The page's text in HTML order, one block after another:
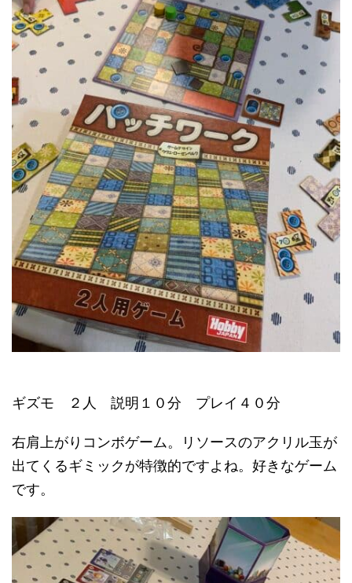
ギズモ ２人 説明１０分 プレイ４０分
右肩上がりコンボゲーム。リソースのアクリル玉が
出てくるギミックが特徴的ですよね。好きなゲーム
です。